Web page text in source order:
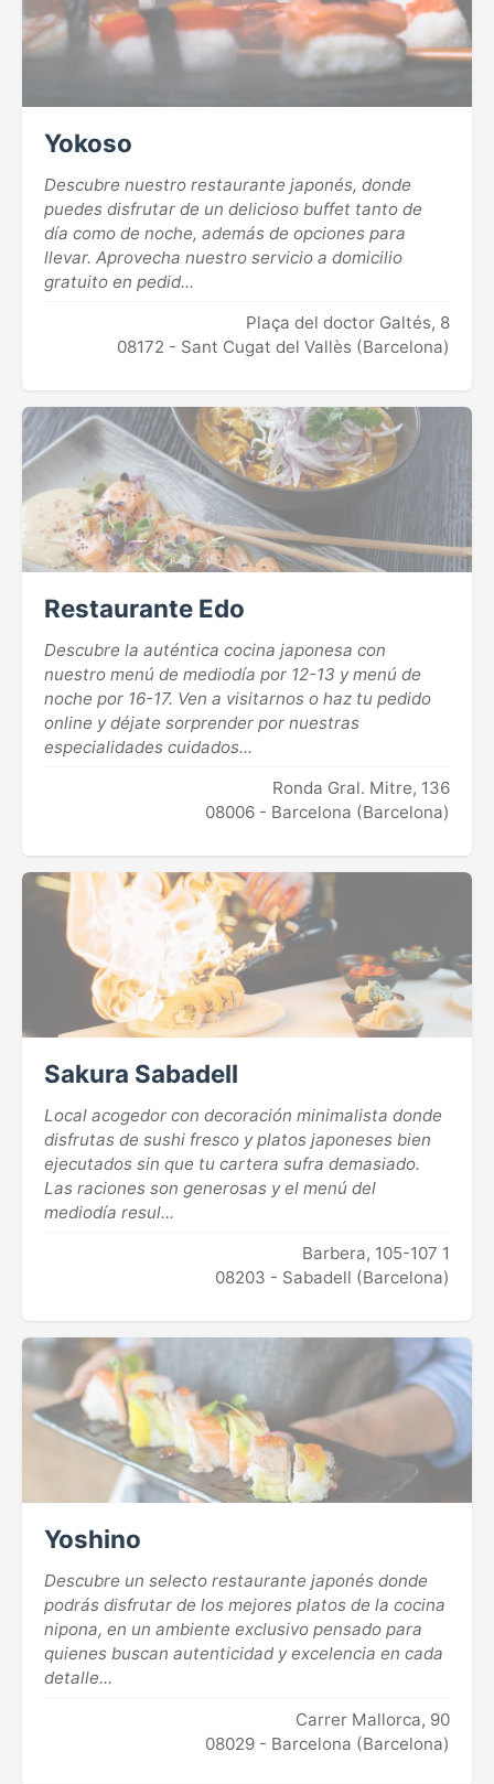
Yokoso
Descubre nuestro restaurante japonés, donde
puedes disfrutar de un delicioso buffet tanto de
día como de noche, además de opciones para
llevar. Aprovecha nuestro servicio a domicilio
gratuito en pedid...
Plaça del doctor Galtés, 8
08172 - Sant Cugat del Vallès (Barcelona)
Restaurante Edo
Descubre la auténtica cocina japonesa con
nuestro menú de mediodía por 12-13 y menú de
noche por 16-17. Ven a visitarnos o haz tu pedido
online y déjate sorprender por nuestras
especialidades cuidados...
Ronda Gral. Mitre, 136
08006 - Barcelona (Barcelona)
Sakura Sabadell
Local acogedor con decoración minimalista donde
disfrutas de sushi fresco y platos japoneses bien
ejecutados sin que tu cartera sufra demasiado.
Las raciones son generosas y el menú del
mediodía resul...
Barbera, 105-107 1
08203 - Sabadell (Barcelona)
Yoshino
Descubre un selecto restaurante japonés donde
podrás disfrutar de los mejores platos de la cocina
nipona, en un ambiente exclusivo pensado para
quienes buscan autenticidad y excelencia en cada
detalle...
Carrer Mallorca, 90
08029 - Barcelona (Barcelona)